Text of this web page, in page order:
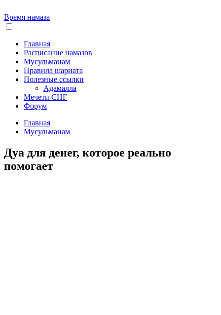
Время намаза
Главная
Расписание намазов
Мусульманам
Правила шариата
Полезные ссылки
Адамалла
Мечети СНГ
Форум
Главная
Мусульманам
Дуа для денег, которое реально
помогает